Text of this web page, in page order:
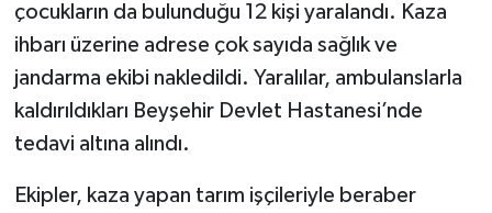
çocukların da bulunduğu 12 kişi yaralandı. Kaza
ihbarı üzerine adrese çok sayıda sağlık ve
jandarma ekibi nakledildi. Yaralılar, ambulanslarla
kaldırıldıkları Beyşehir Devlet Hastanesi’nde
tedavi altına alındı.
Ekipler, kaza yapan tarım işçileriyle beraber